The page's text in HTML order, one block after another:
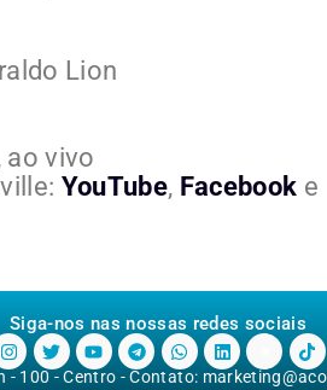
Lion
ao vivo
YouTube, Facebook e
Siga-nos nas nossas redes sociais
- 100 - Centro - Contato: